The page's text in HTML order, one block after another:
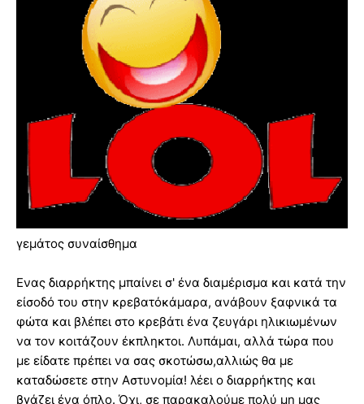
γεμάτος συναίσθημα
Ενας διαρρήκτης μπαίνει σ' ένα διαμέρισμα και κατά την
είσοδό του στην κρεβατόκάμαρα, ανάβουν ξαφνικά τα
φώτα και βλέπει στο κρεβάτι ένα ζευγάρι ηλικιωμένων
να τον κοιτάζουν έκπληκτοι. Λυπάμαι, αλλά τώρα που
με είδατε πρέπει να σας σκοτώσω,αλλιώς θα με
καταδώσετε στην Αστυνομία! λέει ο διαρρήκτης και
βγάζει ένα όπλο. Όχι, σε παρακαλούμε πολύ μη μας